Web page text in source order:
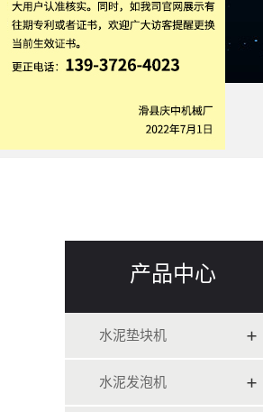
热门关键词：
产品中心
水泥垫块机
水泥发泡机